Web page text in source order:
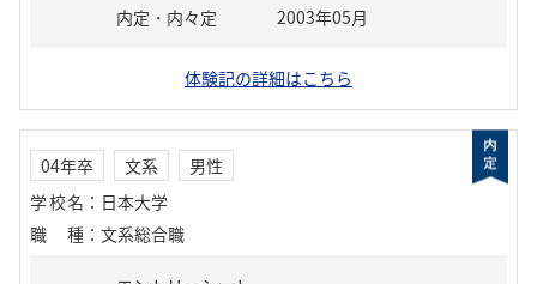
内定・内々定
2003年05月
体験記の詳細はこちら
04年卒 文系
男性
学校名 ： 日本大学
職種 ： 文系総合職